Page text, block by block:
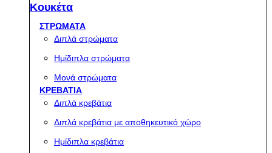
Κουκέτα
ΣΤΡΩΜΑΤΑ
Διπλά στρώματα
Ημίδιπλα στρώματα
Μονά στρώματα
ΚΡΕΒΑΤΙΑ
Διπλά κρεβάτια
Διπλά κρεβάτια με αποθηκευτικό χώρο
Ημίδιπλα κρεβάτια